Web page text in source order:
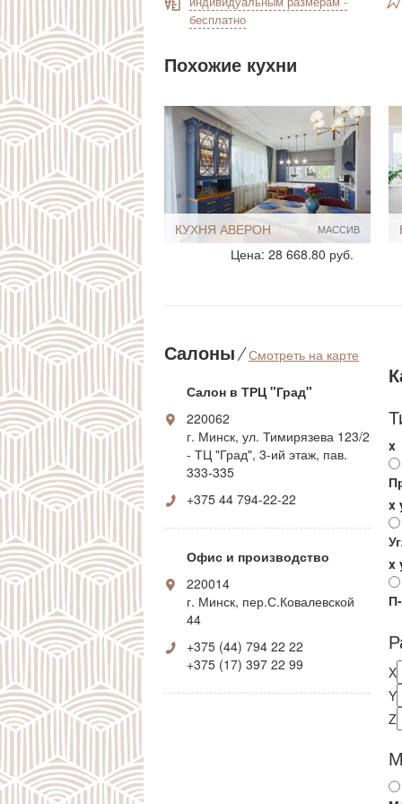
бесплатно
Похожие кухни
МАССИВ
КУХНЯ АВЕРОН
Классические
Размеры, ширина:Большие
С островом
Встроенные
Для дома
Шкафы до потолка
Цена: 28 668.80 руб.
Салоны⁄Смотреть на карте
Салон в ТРЦ "Град"
220062
г. Минск, ул. Тимирязева 123/2
- ТЦ "Град", 3-ий этаж, пав.
333-335
+375 44 794-22-22
Офис и производство
220014
г. Минск, пер.С.Ковалевской
44
+375 (44) 794 22 22
+375 (17) 397 22 99
x
x
x
X
Y
Z